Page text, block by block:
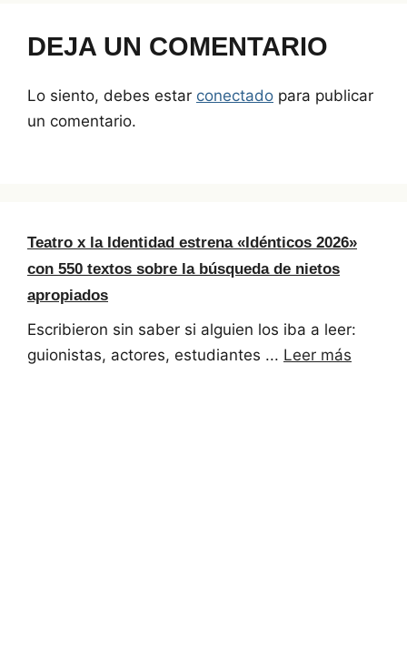
DEJA UN COMENTARIO
Lo siento, debes estar conectado para publicar
un comentario.
Teatro x la Identidad estrena «Idénticos 2026»
con 550 textos sobre la búsqueda de nietos
apropiados
Escribieron sin saber si alguien los iba a leer:
guionistas, actores, estudiantes ... Leer más